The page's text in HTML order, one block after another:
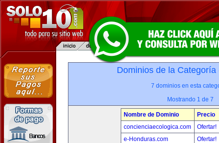
Dominios de la
7 dominios en esta
Mostrando 1 de 7
Nombre de Dominio
Precio
concienciaecologica.com
Ofertar!
e-Honduras.com
Ofertar!